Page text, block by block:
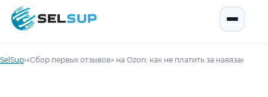
SelSup
SelSup›«Сбор первых отзывов» на Ozon: как не платить за навязанные